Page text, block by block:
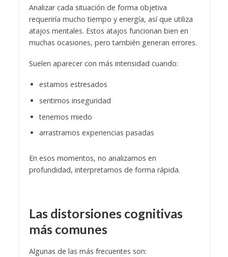
Analizar cada situación de forma objetiva
requeriría mucho tiempo y energía, así que utiliza
atajos mentales. Estos atajos funcionan bien en
muchas ocasiones, pero también generan errores.
Suelen aparecer con más intensidad cuando:
estamos estresados
sentimos inseguridad
tenemos miedo
arrastramos experiencias pasadas
En esos momentos, no analizamos en
profundidad, interpretamos de forma rápida.
Las distorsiones cognitivas
más comunes
Algunas de las más frecuentes son: